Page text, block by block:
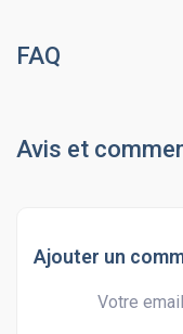
FAQ
Avis et
Ajouter un
Votre